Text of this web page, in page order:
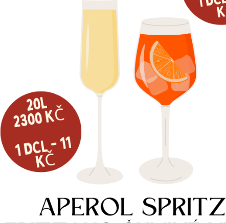
NARAŽEČ MM TĚSNĚNÍ
(PLOCHÝ+KOMBI)
105 Kč
Skladem
Více informací